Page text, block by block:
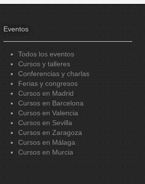
Eventos
Todos los eventos
Cursos y talleres
Conferencias y charlas
Ferias y congresos
Cursos en Madrid
Cursos en Barcelona
Cursos en Valencia
Cursos en Sevilla
Cursos en Zaragoza
Cursos en Málaga
Cursos en Murcia